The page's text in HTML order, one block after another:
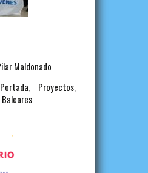
Maldonado
, Proyectos,